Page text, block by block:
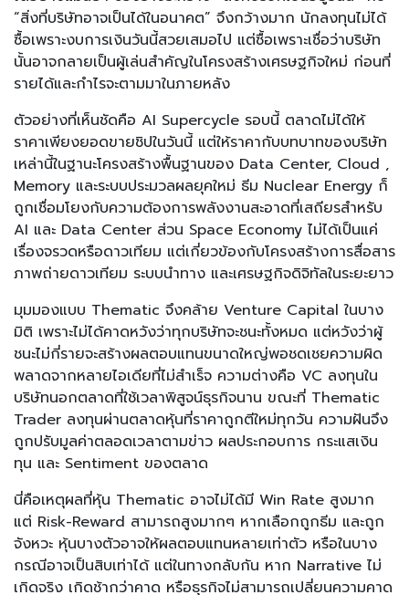
“สิ่งที่บริษัทอาจเป็นได้ในอนาคต” จึงกว้างมาก นักลงทุนไม่ได้
ซื้อเพราะงบการเงินวันนี้สวยเสมอไป แต่ซื้อเพราะเชื่อว่าบริษัท
นั้นอาจกลายเป็นผู้เล่นสำคัญในโครงสร้างเศรษฐกิจใหม่ ก่อนที่
รายได้และกำไรจะตามมาในภายหลัง
ตัวอย่างที่เห็นชัดคือ AI Supercycle รอบนี้ ตลาดไม่ได้ให้
ราคาเพียงยอดขายชิปในวันนี้ แต่ให้ราคากับบทบาทของบริษัท
เหล่านี้ในฐานะโครงสร้างพื้นฐานของ Data Center, Cloud ,
Memory และระบบประมวลผลยุคใหม่ ธีม Nuclear Energy ก็
ถูกเชื่อมโยงกับความต้องการพลังงานสะอาดที่เสถียรสำหรับ
AI และ Data Center ส่วน Space Economy ไม่ได้เป็นแค่
เรื่องจรวดหรือดาวเทียม แต่เกี่ยวข้องกับโครงสร้างการสื่อสาร
ภาพถ่ายดาวเทียม ระบบนำทาง และเศรษฐกิจดิจิทัลในระยะยาว
มุมมองแบบ Thematic จึงคล้าย Venture Capital ในบาง
มิติ เพราะไม่ได้คาดหวังว่าทุกบริษัทจะชนะทั้งหมด แต่หวังว่าผู้
ชนะไม่กี่รายจะสร้างผลตอบแทนขนาดใหญ่พอชดเชยความผิด
พลาดจากหลายไอเดียที่ไม่สำเร็จ ความต่างคือ VC ลงทุนใน
บริษัทนอกตลาดที่ใช้เวลาพิสูจน์ธุรกิจนาน ขณะที่ Thematic
Trader ลงทุนผ่านตลาดหุ้นที่ราคาถูกตีใหม่ทุกวัน ความฝันจึง
ถูกปรับมูลค่าตลอดเวลาตามข่าว ผลประกอบการ กระแสเงิน
ทุน และ Sentiment ของตลาด
นี่คือเหตุผลที่หุ้น Thematic อาจไม่ได้มี Win Rate สูงมาก
แต่ Risk-Reward สามารถสูงมากๆ หากเลือกถูกธีม และถูก
จังหวะ หุ้นบางตัวอาจให้ผลตอบแทนหลายเท่าตัว หรือในบาง
กรณีอาจเป็นสิบเท่าได้ แต่ในทางกลับกัน หาก Narrative ไม่
เกิดจริง เกิดช้ากว่าคาด หรือธุรกิจไม่สามารถเปลี่ยนความคาด